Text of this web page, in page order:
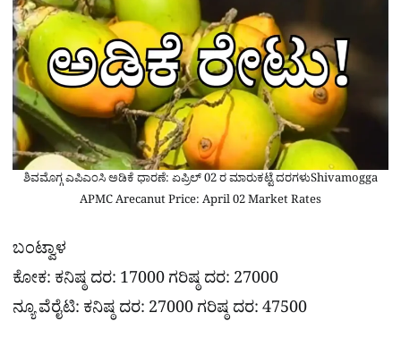
ಶಿವಮೊಗ್ಗ ಎಪಿಎಂಸಿ ಅಡಿಕೆ ಧಾರಣೆ: ಏಪ್ರಿಲ್ 02 ರ ಮಾರುಕಟ್ಟೆ ದರಗಳುShivamogga
APMC Arecanut Price: April 02 Market Rates
ಬಂಟ್ವಾಳ
ಕೋಕ: ಕನಿಷ್ಠ ದರ: 17000 ಗರಿಷ್ಠ ದರ: 27000
ನ್ಯೂ ವೆರೈಟಿ: ಕನಿಷ್ಠ ದರ: 27000 ಗರಿಷ್ಠ ದರ: 47500